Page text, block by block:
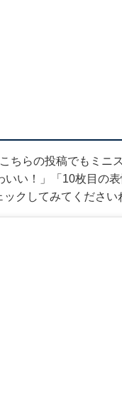
ちらの投稿でもミニ
いい！」「10枚目の
クしてみてください